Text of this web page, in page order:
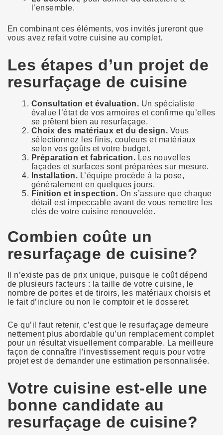
l’ensemble.
En combinant ces éléments, vos invités jureront que
vous avez refait votre cuisine au complet.
Les étapes d’un projet de
resurfaçage de cuisine
Consultation et évaluation. Un spécialiste
évalue l’état de vos armoires et confirme qu’elles
se prêtent bien au resurfaçage.
Choix des matériaux et du design. Vous
sélectionnez les finis, couleurs et matériaux
selon vos goûts et votre budget.
Préparation et fabrication. Les nouvelles
façades et surfaces sont préparées sur mesure.
Installation. L’équipe procède à la pose,
généralement en quelques jours.
Finition et inspection. On s’assure que chaque
détail est impeccable avant de vous remettre les
clés de votre cuisine renouvelée.
Combien coûte un
resurfaçage de cuisine?
Il n’existe pas de prix unique, puisque le coût dépend
de plusieurs facteurs : la taille de votre cuisine, le
nombre de portes et de tiroirs, les matériaux choisis et
le fait d’inclure ou non le comptoir et le dosseret.
Ce qu’il faut retenir, c’est que le resurfaçage demeure
nettement plus abordable qu’un remplacement complet
pour un résultat visuellement comparable. La meilleure
façon de connaître l’investissement requis pour votre
projet est de demander une estimation personnalisée.
Votre cuisine est-elle une
bonne candidate au
resurfaçage de cuisine?